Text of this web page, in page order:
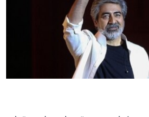
آمریکا ۲۰۲۴
به اسرائیل